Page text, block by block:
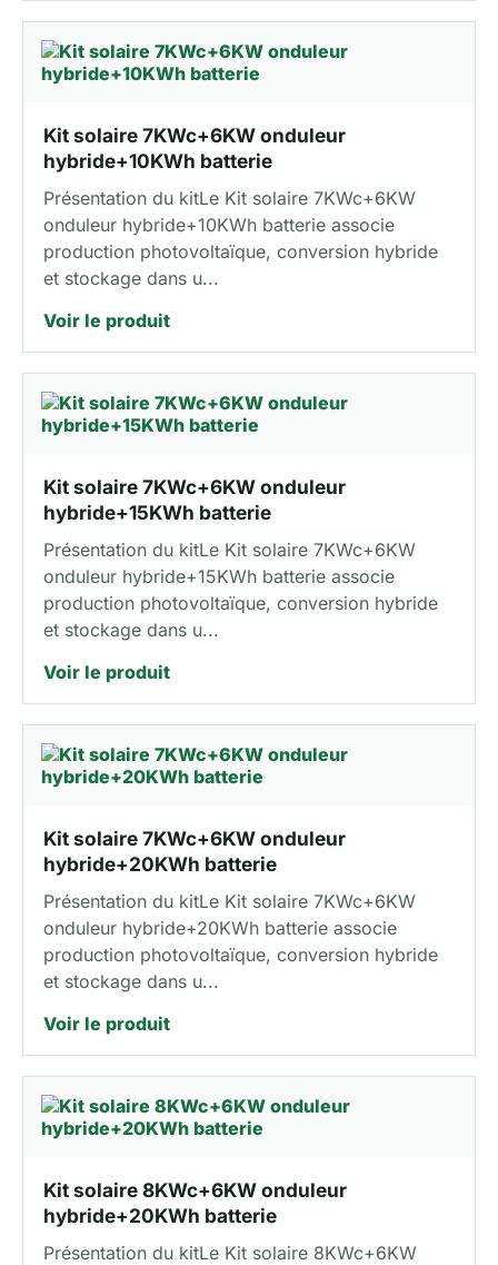
Kit solaire 7KWc+6KW onduleur
hybride+10KWh batterie
Présentation du kitLe Kit solaire 7KWc+6KW
onduleur hybride+10KWh batterie associe
production photovoltaïque, conversion hybride
et stockage dans u...
Voir le produit
Kit solaire 7KWc+6KW onduleur
hybride+15KWh batterie
Présentation du kitLe Kit solaire 7KWc+6KW
onduleur hybride+15KWh batterie associe
production photovoltaïque, conversion hybride
et stockage dans u...
Voir le produit
Kit solaire 7KWc+6KW onduleur
hybride+20KWh batterie
Présentation du kitLe Kit solaire 7KWc+6KW
onduleur hybride+20KWh batterie associe
production photovoltaïque, conversion hybride
et stockage dans u...
Voir le produit
Kit solaire 8KWc+6KW onduleur
hybride+20KWh batterie
Présentation du kitLe Kit solaire 8KWc+6KW